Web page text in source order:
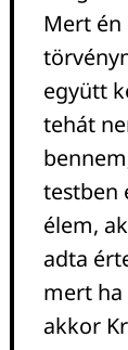
Mert
együtt
tehát
testben
élem,
adta
mert ha
akkor